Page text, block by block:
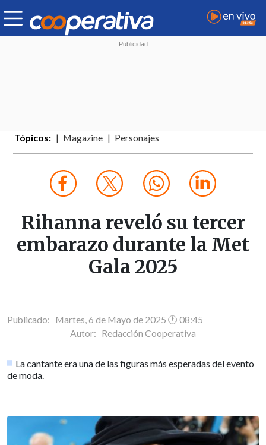
Tópicos: Magazine Personajes
Rihanna reveló su tercer
embarazo durante la Met
Gala 2025
Publicado: Martes, 6 de Mayo de 2025 🕐 08:45
Autor: Redacción Cooperativa
La cantante era una de las figuras más esperadas del evento
de moda.